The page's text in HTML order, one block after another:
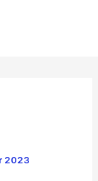
2023